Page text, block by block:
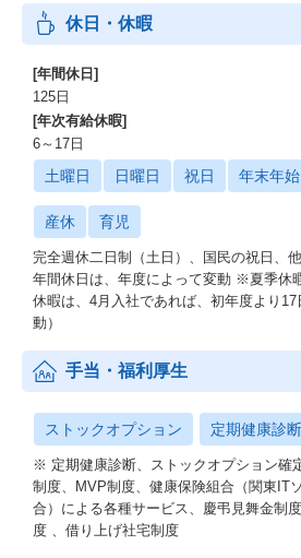
休日・休暇
[年間休日]
125日
[年次有給休暇]
6～17日
土曜日 日曜日 祝日 年末年始
産休 育児
完全週休二日制（土日）、国民の祝日
年間休日は、年度によって変動 ※夏季休
休暇は、4月入社であれば、初年度より
動）
手当・福利厚生
ストックオプション 定期健康診断
※ 定期健康診断、ストックオプション確
制度、MVP制度、健康保険組合（関東IT
合）による各種サービス、慶弔見舞金制
度 、借り上げ社宅制度